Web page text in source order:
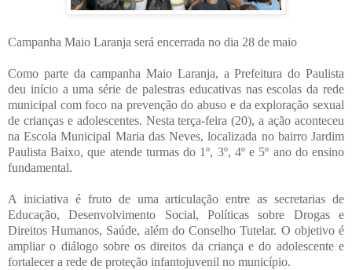
Campanha Maio Laranja será encerrada no dia 28 de maio
Como parte da campanha Maio Laranja, a Prefeitura do Paulista
deu início a uma série de palestras educativas nas escolas da rede
municipal com foco na prevenção do abuso e da exploração sexual
de crianças e adolescentes. Nesta terça-feira (20), a ação aconteceu
na Escola Municipal Maria das Neves, localizada no bairro Jardim
Paulista Baixo, que atende turmas do 1º, 3º, 4º e 5º ano do ensino
fundamental.
A iniciativa é fruto de uma articulação entre as secretarias de
Educação, Desenvolvimento Social, Políticas sobre Drogas e
Direitos Humanos, Saúde, além do Conselho Tutelar. O objetivo é
ampliar o diálogo sobre os direitos da criança e do adolescente e
fortalecer a rede de proteção infantojuvenil no município.